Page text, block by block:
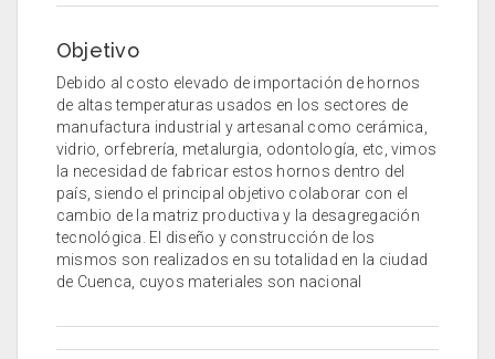
Objetivo
Debido al costo elevado de importación de hornos
de altas temperaturas usados en los sectores de
manufactura industrial y artesanal como cerámica,
vidrio, orfebrería, metalurgia, odontología, etc, vimos
la necesidad de fabricar estos hornos dentro del
país, siendo el principal objetivo colaborar con el
cambio de la matriz productiva y la desagregación
tecnológica. El diseño y construcción de los
mismos son realizados en su totalidad en la ciudad
de Cuenca, cuyos materiales son nacional